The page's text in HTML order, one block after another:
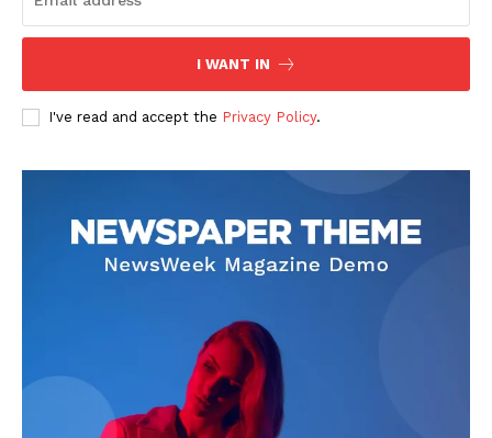
I WANT IN
I've read and accept the Privacy Policy.